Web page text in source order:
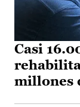
Casi
millones